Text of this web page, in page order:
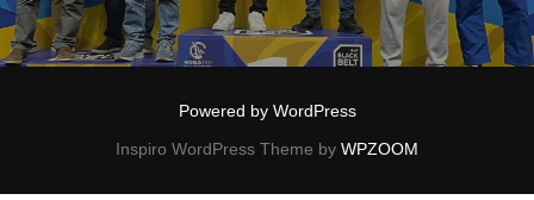
Powered by WordPress
Inspiro WordPress Theme by WPZOOM